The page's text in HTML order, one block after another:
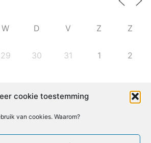
cookie toestemming
van cookies. Waarom?
W D V Z Z
29 30 31 1 2
12 13 14